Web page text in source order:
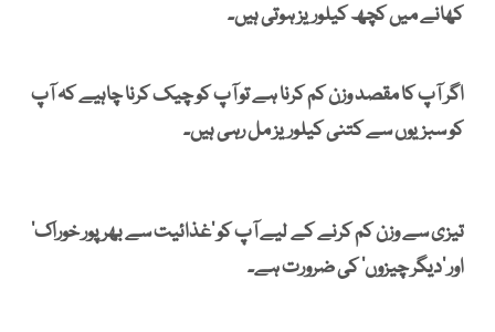
کھانے میں کچھ کیلوریز ہوتی ہیں۔
اگر آپ کا مقصد وزن کم کرنا ہے تو آپ کو چیک کرنا چاہیے کہ آپ
کو سبزیوں سے کتنی کیلوریز مل رہی ہیں۔
تیزی سے وزن کم کرنے کے لیے آپ کو ’غذائیت سے بھرپور خوراک‘
اور ’دیگر چیزوں‘ کی ضرورت ہے۔